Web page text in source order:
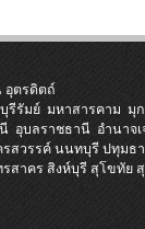
อุตรดิตถ์
บุรีรัมย์ มหาสารคาม มุ
อุบลราชธานี อำนาจ
สวรรค์นนทบุรีปทุมธ
สาคร สิงห์บุรีสุโขทัย